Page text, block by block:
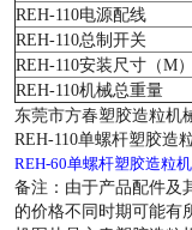
REH-110电源配线
REH-110总制开关
REH-110安装尺寸（M）
REH-110机械总重量
东莞市方春塑胶造粒机
REH-110单螺杆塑胶造
REH-60单螺杆塑胶造粒机
备注：由于产品配件及
的价格不同时期可能有